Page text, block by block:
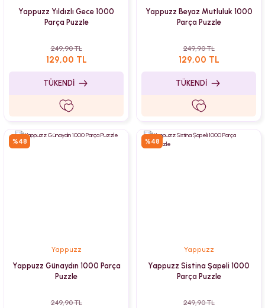
Yappuzz Yıldızlı Gece 1000
Parça Puzzle
249,90 TL
129,00 TL
TÜKENDİ
Yappuzz Beyaz Mutluluk 1000
Parça Puzzle
249,90 TL
129,00 TL
TÜKENDİ
%48
Yappuzz
Yappuzz Günaydın 1000 Parça
Puzzle
249,90 TL
%48
Yappuzz
Yappuzz Sistina Şapeli 1000
Parça Puzzle
249,90 TL